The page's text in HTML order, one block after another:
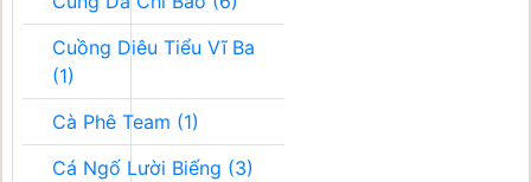
Cuồng Diêu Tiểu Vĩ Ba
(1)
Cà Phê Team (1)
Cá Ngố Lười Biếng (3)